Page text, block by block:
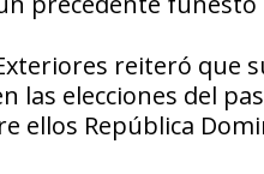
reiteró que
las elecciones del
ellos República